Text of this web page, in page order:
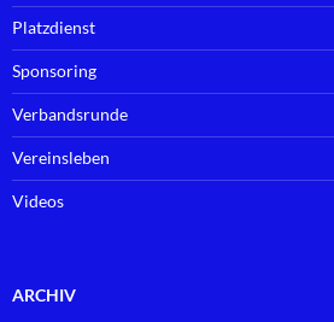
Platzdienst
Sponsoring
Verbandsrunde
Vereinsleben
Videos
ARCHIV